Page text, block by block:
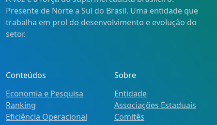
Presente de Norte a Sul do Brasil. Uma entidade que
trabalha em prol do desenvolvimento e evolução do
setor.
Conteúdos
Economia e Pesquisa
Ranking
Eficiência Operacional
Sobre
Entidade
Associações Estaduais
Comitês